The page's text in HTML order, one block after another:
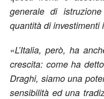
generale di
quantità di investimenti
«L’Italia, però, ha
crescita: come ha
Draghi, siamo una
sensibilità ed una